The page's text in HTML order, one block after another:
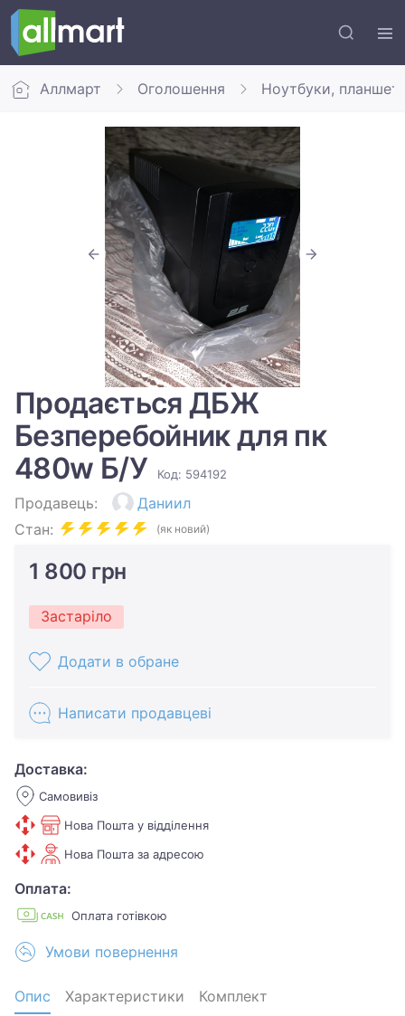
Аллмарт Оголошення Ноутбуки,
Продається ДБЖ
Безперебойник для пк
480w Б/У
Код: 594192
Продавець:
Даниил
Стан:
(як новий)
1 800 грн
Застаріло
Додати в обране
Написати продавцеві
Доставка:
Самовивіз
Нова Пошта у відділення
Нова Пошта за адресою
Оплата:
Оплата готівкою
Умови повернення
Опис Характеристики Комплект